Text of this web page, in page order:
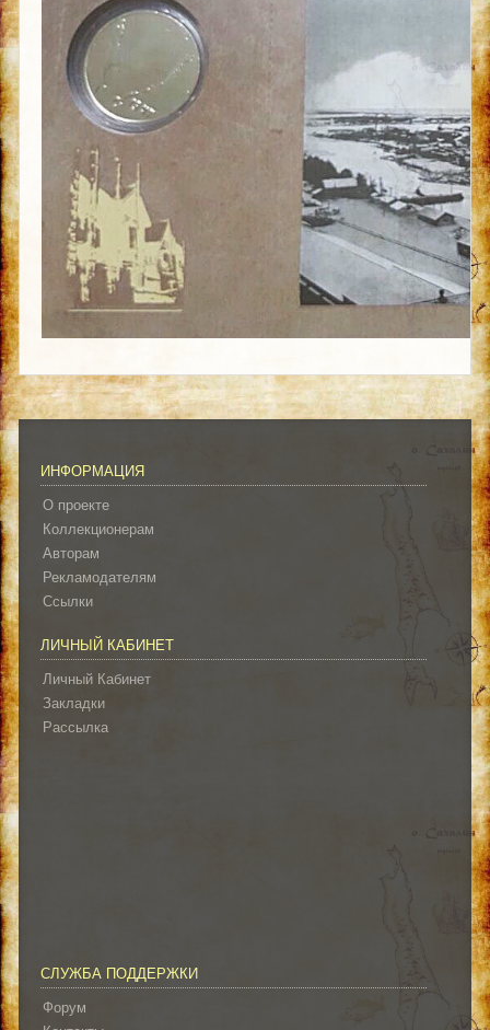
ИНФОРМАЦИЯ
О проекте
Коллекционерам
Авторам
Рекламодателям
Ссылки
ЛИЧНЫЙ КАБИНЕТ
Личный Кабинет
Закладки
Рассылка
СЛУЖБА ПОДДЕРЖКИ
Форум